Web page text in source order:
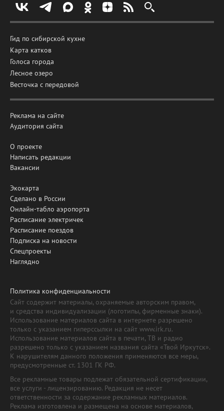
Гид по сибирской кухне
Карта катков
Голоса города
Лесное озеро
Весточка с передовой
Реклама на сайте
Аудитория сайта
О проекте
Написать редакции
Вакансии
Экокарта
Сделано в России
Онлайн-табло аэропорта
Расписание электричек
Расписание поездов
Подписка на новости
Спецпроекты
Наглядно
Политика конфиденциальности
Сайт содержит материалы, охраняемые авторским правом,
и средства индивидуализации (логотипы, фирменные знаки).
Использование материалов сайта в интернете разрешено
только с указанием гиперссылки на сайт www.irk.ru.
Использование материалов сайта в печати, ТВ и радио
разрешено только с указанием названия сайта «Твой Иркутск».
К нарушителям данного положения применяются все меры,
предусмотренные ст. 1301 ГК РФ.
Все рекламные товары подлежат обязательной сертификации,
все услуги - лицензированию. Редакция не несет
ответственности за содержание рекламных материалов.
Реклама изготовлена и размещена на основе материалов,